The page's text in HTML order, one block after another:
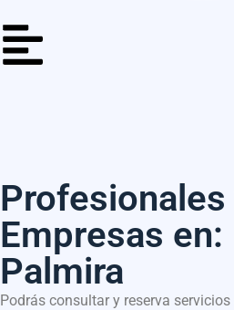
Profesionales
Empresas en:
Palmira
Podrás consultar y reserva